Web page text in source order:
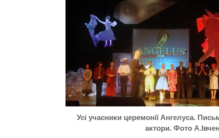
Усі учасники церемонії Ангелуса.
актори. Фото